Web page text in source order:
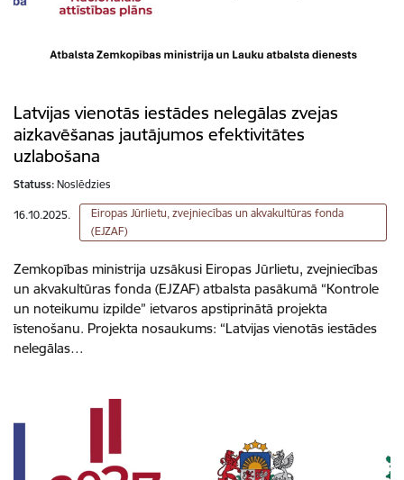
Latvijas vienotās iestādes nelegālas zvejas
aizkavēšanas jautājumos efektivitātes
uzlabošana
Statuss: Noslēdzies
16.10.2025.
Eiropas Jūrlietu, zvejniecības un akvakultūras fonda
(EJZAF)
Zemkopības ministrija uzsākusi Eiropas Jūrlietu, zvejniecības
un akvakultūras fonda (EJZAF) atbalsta pasākumā “Kontrole
un noteikumu izpilde” ietvaros apstiprinātā projekta
īstenošanu. Projekta nosaukums: “Latvijas vienotās iestādes
nelegālas…